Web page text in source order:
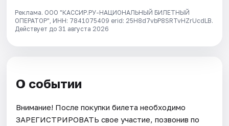
Реклама. ООО "КАССИР.РУ-НАЦИОНАЛЬНЫЙ БИЛЕТНЫЙ
ОПЕРАТОР", ИНН: 7841075409 erid: 25H8d7vbP8SRTvHZrUcdLB.
Действует до 31 августа 2026
О событии
Внимание! После покупки билета необходимо
ЗАРЕГИСТРИРОВАТЬ свое участие, позвонив по